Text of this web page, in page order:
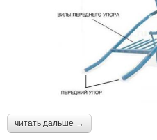
читать дальше →